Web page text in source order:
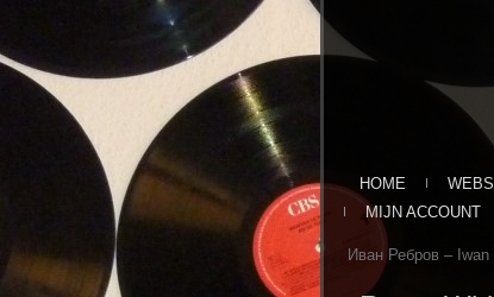
HOME
MIJN ACCOUNT
Иван Ребров –